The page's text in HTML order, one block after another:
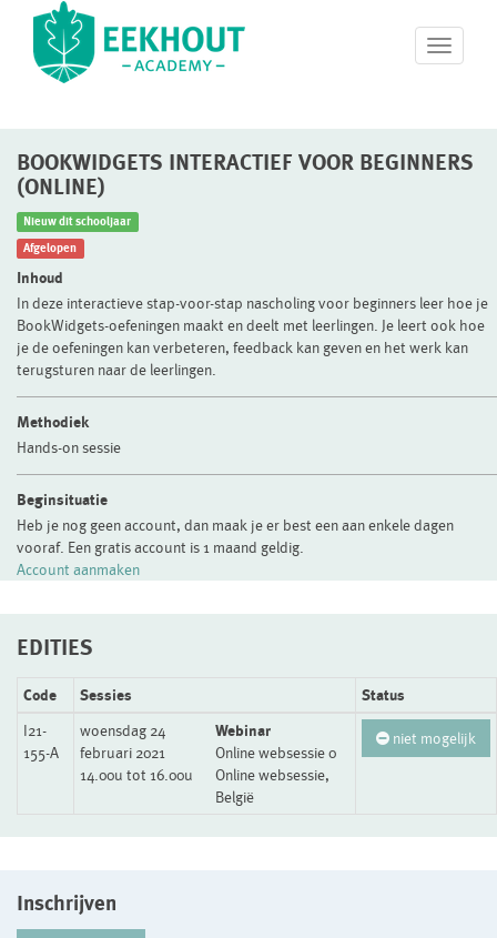
T
o
e
t
o
BOOKWIDGETS INTERACTIEF VOOR BEGINNERS
(ONLINE)
Nieuw dit schooljaar
Afgelopen
Inhoud
In deze interactieve stap-voor-stap nascholing voor beginners leer hoe je
BookWidgets-oefeningen maakt en deelt met leerlingen. Je leert ook hoe
je de oefeningen kan verbeteren, feedback kan geven en het werk kan
terugsturen naar de leerlingen.
Methodiek
Hands-on sessie
Beginsituatie
Heb je nog geen account, dan maak je er best een aan enkele dagen
vooraf. Een gratis account is 1 maand geldig.
Account aanmaken
EDITIES
Code Sessies
Status
I21-
155-A
woensdag 24
februari 2021
14.00u tot 16.00u
Webinar
Online websessie 0
Online websessie,
België
niet mogelijk
Inschrijven